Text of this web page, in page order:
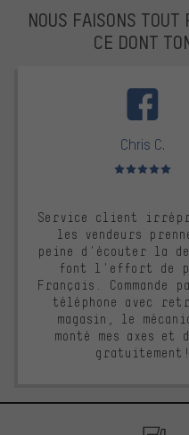
NOUS FAISONS TOUT
CE DONT
Chris C.
Note moyenne : 5
Service client
les vendeurs
peine d'écouter la
font l'effort de
Français. Commande
téléphone avec
magasin, le
monté mes axes et
gratuitement!